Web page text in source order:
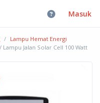
Masuk
Lampu Hemat Energi
Lampu Jalan Solar Cell 100 Watt